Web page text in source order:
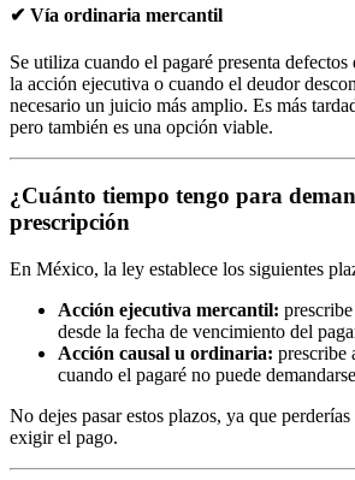
✔ Vía ordinaria mercantil
Se utiliza cuando el pagaré presenta
la acción ejecutiva o cuando el deudor
necesario un juicio más amplio. Es más
pero también es una opción viable.
¿Cuánto tiempo tengo para
prescripción
En México, la ley establece los siguientes
Acción ejecutiva mercantil:
desde la fecha de vencimiento del
Acción causal u ordinaria: prescribe
cuando el pagaré no puede
No dejes pasar estos plazos, ya que
exigir el pago.